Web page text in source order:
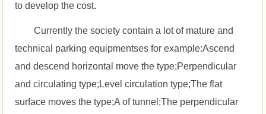
to develop the cost.
Currently the society contain a lot of mature and
technical parking equipmentses for example:Ascend
and descend horizontal move the type;Perpendicular
and circulating type;Level circulation type;The flat
surface moves the type;A of tunnel;The perpendicular